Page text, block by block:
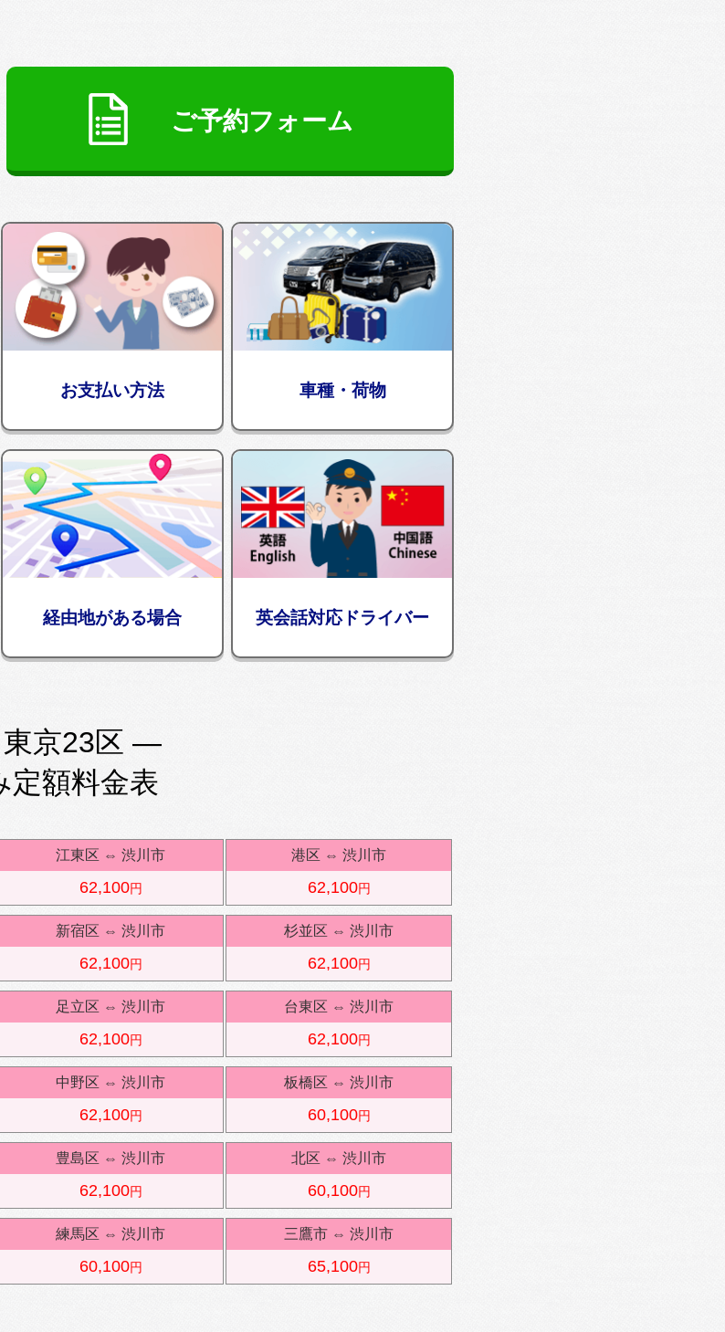
ご予約フォーム
お支払い方法 車種・荷物
経由地がある場合 英会話対応ドライバー
京23区 —
定額料金表
江東区 ⇔ 渋川市
62,100円
港区 ⇔ 渋川市
62,100円
新宿区 ⇔ 渋川市
62,100円
杉並区 ⇔ 渋川市
62,100円
足立区 ⇔ 渋川市
62,100円
台東区 ⇔ 渋川市
62,100円
中野区 ⇔ 渋川市
62,100円
板橋区 ⇔ 渋川市
60,100円
豊島区 ⇔ 渋川市
62,100円
北区 ⇔ 渋川市
60,100円
練馬区 ⇔ 渋川市
60,100円
三鷹市 ⇔ 渋川市
65,100円